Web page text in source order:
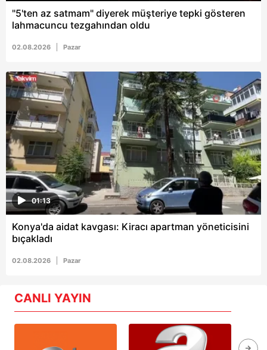
"5'ten az satmam" diyerek müşteriye tepki gösteren
lahmacuncu tezgahından oldu
02.08.2026 Pazar
01:13
Konya'da aidat kavgası: Kiracı apartman yöneticisini
bıçakladı
02.08.2026 Pazar
CANLI YAYIN